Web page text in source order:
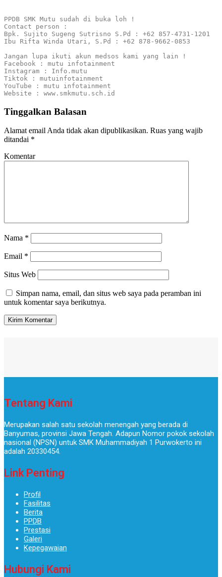
PPDB SMK Mutu sudah di buka loh !
Contact person :
Bpk. Sujito Sugeng Sutrisno S.Pd : +62 857-4731-1201
Ibu Rifta Winda Utari, S.Pd : +62 878-9662-0853
Jangan lupa ikuti akun medsos kami yang lain !
Facebook : mutu infotainment
Instagram : Info.mutu
Tiktok : mutuinfotainment
YouTube : mutu infotainment
Website : www.smkmutu.sch.id
Tinggalkan Balasan
Alamat email Anda tidak akan dipublikasikan. Ruas yang wajib
ditandai *
Komentar
Nama *
Email *
Situs Web
Simpan nama, email, dan situs web saya pada peramban ini
untuk komentar saya berikutnya.
Tentang Kami
Merupakan salah satu sekolah menengah yang berada di
Banyumas, provinsi Jawa Tengah. Adapun Nomor pokok sekolah
nasional (NPSN) untuk SMK Muhammadiyah 1 Purwokerto ini
adalah 20330454.
Link Penting
Profil
Fasilitas
Berita
PPDB
Prestasi
Galeri
Kepegawaian
Hubungi Kami